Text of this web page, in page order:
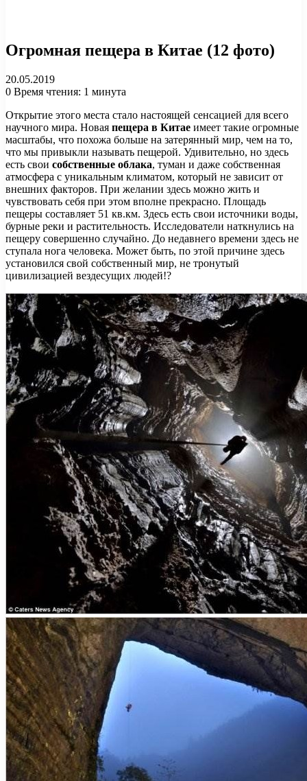
Огромная пещера в Китае (12 фото)
20.05.2019
0 Время чтения: 1 минута
Открытие этого места стало настоящей сенсацией для всего
научного мира. Новая пещера в Китае имеет такие огромные
масштабы, что похожа больше на затерянный мир, чем на то,
что мы привыкли называть пещерой. Удивительно, но здесь
есть свои собственные облака, туман и даже собственная
атмосфера с уникальным климатом, который не зависит от
внешних факторов. При желании здесь можно жить и
чувствовать себя при этом вполне прекрасно. Площадь
пещеры составляет 51 кв.км. Здесь есть свои источники воды,
бурные реки и растительность. Исследователи наткнулись на
пещеру совершенно случайно. До недавнего времени здесь не
ступала нога человека. Может быть, по этой причине здесь
установился свой собственный мир, не тронутый
цивилизацией вездесущих людей!?